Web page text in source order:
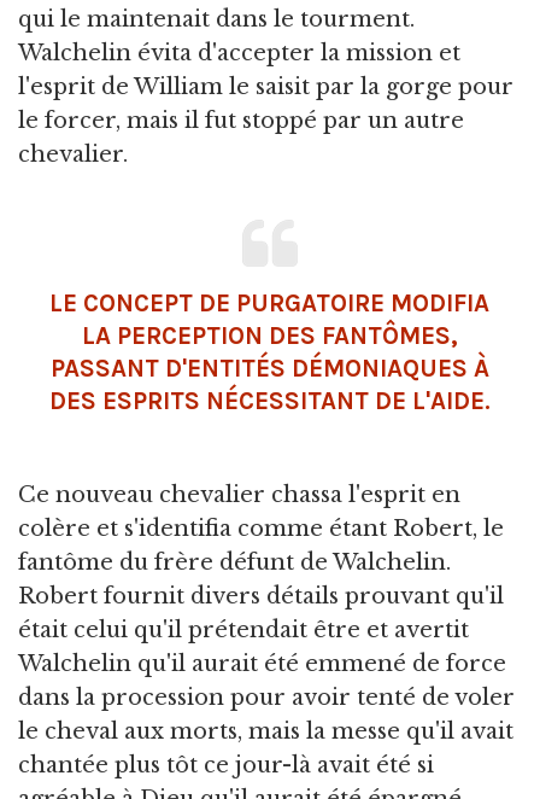
qui le maintenait dans le tourment.
Walchelin évita d'accepter la mission et
l'esprit de William le saisit par la gorge pour
le forcer, mais il fut stoppé par un autre
chevalier.
LE CONCEPT DE PURGATOIRE MODIFIA
LA PERCEPTION DES FANTÔMES,
PASSANT D'ENTITÉS DÉMONIAQUES À
DES ESPRITS NÉCESSITANT DE L'AIDE.
Ce nouveau chevalier chassa l'esprit en
colère et s'identifia comme étant Robert, le
fantôme du frère défunt de Walchelin.
Robert fournit divers détails prouvant qu'il
était celui qu'il prétendait être et avertit
Walchelin qu'il aurait été emmené de force
dans la procession pour avoir tenté de voler
le cheval aux morts, mais la messe qu'il avait
chantée plus tôt ce jour-là avait été si